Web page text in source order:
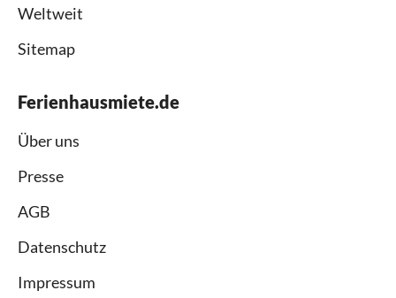
Weltweit
Sitemap
Ferienhausmiete.de
Über uns
Presse
AGB
Datenschutz
Impressum